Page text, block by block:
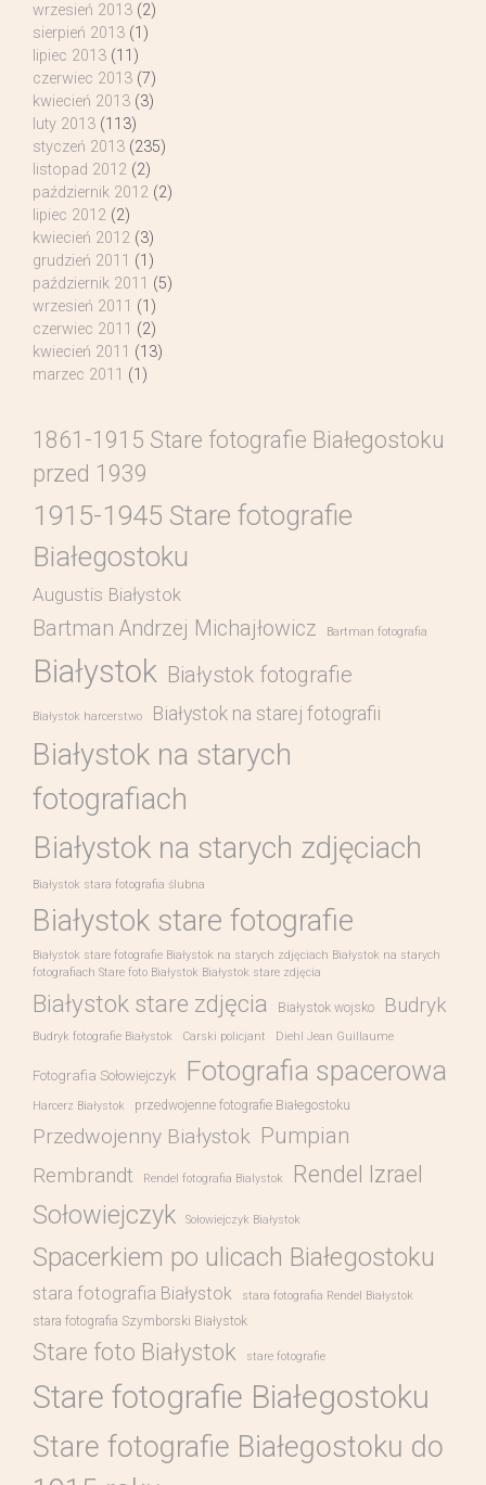
wrzesień 2013 (2)
sierpień 2013 (1)
lipiec 2013 (11)
czerwiec 2013 (7)
kwiecień 2013 (3)
luty 2013 (113)
styczeń 2013 (235)
listopad 2012 (2)
październik 2012 (2)
lipiec 2012 (2)
kwiecień 2012 (3)
grudzień 2011 (1)
październik 2011 (5)
wrzesień 2011 (1)
czerwiec 2011 (2)
kwiecień 2011 (13)
marzec 2011 (1)
1861-1915 Stare fotografie Białegostoku
przed 1939
1915-1945 Stare fotografie
Białegostoku
Augustis Białystok
Bartman Andrzej Michajłowicz Bartman fotografia
Białystok Białystok fotografie
Białystok harcerstwo Białystok na starej fotografii
Białystok na starych
fotografiach
Białystok na starych zdjęciach
Białystok stara fotografia ślubna
Białystok stare fotografie
Białystok stare fotografie Białystok na starych zdjęciach Białystok na starych
fotografiach Stare foto Białystok Białystok stare zdjęcia
Białystok stare zdjęcia Białystok wojsko Budryk
Budryk fotografie Białystok Carski policjant Diehl Jean Guillaume
Fotografia Sołowiejczyk Fotografia spacerowa
Harcerz Białystok przedwojenne fotografie Białegostoku
Przedwojenny Białystok Pumpian
Rembrandt Rendel fotografia Bialystok Rendel Izrael
Sołowiejczyk Sołowiejczyk Białystok
Spacerkiem po ulicach Białegostoku
stara fotografia Białystok stara fotografia Rendel Białystok
stara fotografia Szymborski Białystok
Stare foto Białystok stare fotografie
Stare fotografie Białegostoku
Stare fotografie Białegostoku do